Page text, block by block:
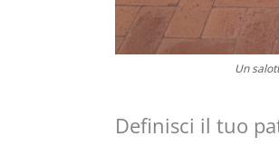
Un
Definisci il tuo